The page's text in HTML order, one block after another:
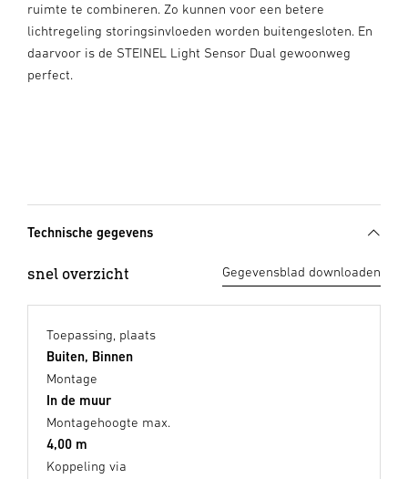
ruimte te combineren. Zo kunnen voor een betere
lichtregeling storingsinvloeden worden buitengesloten. En
daarvoor is de STEINEL Light Sensor Dual gewoonweg
perfect.
Technische gegevens
snel overzicht Gegevensblad downloaden
Toepassing, plaats
Buiten, Binnen
Montage
In de muur
Montagehoogte max.
4,00 m
Koppeling via